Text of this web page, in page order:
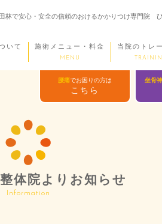
林で安心・安全の信頼のおけるかかりつけ専門院
坐骨
腰痛でお困りの方は
こちら
いて 施術メニュー・料金
MENU
当院のトレ
体院よりお知らせ
Information